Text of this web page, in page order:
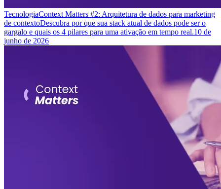
TecnologiaContext Matters #2: Arquitetura de dados para marketing
de contextoDescubra por que sua stack atual de dados pode ser o
gargalo e quais os 4 pilares para uma ativação em tempo real.10 de
junho de 2026